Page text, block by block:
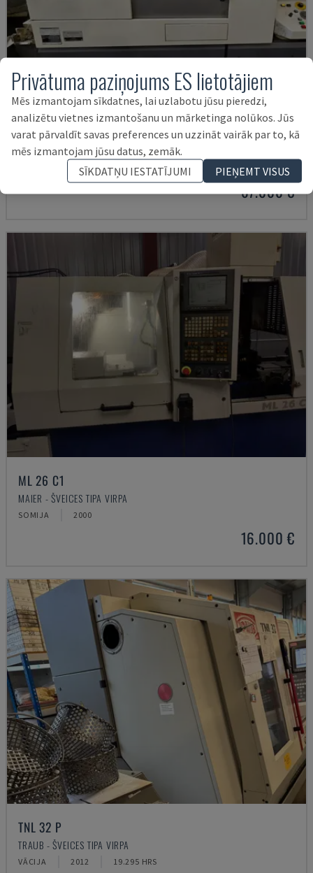
A20
CITIZEN - ŠVEICES TIPA VIRPA
2018
67.000 €
ML 26 C1
MAIER - ŠVEICES TIPA VIRPA
SOMIJA 2000
16.000 €
TNL 32 P
TRAUB - ŠVEICES TIPA VIRPA
VĀCIJA 2012 19.295 HRS
Privātuma paziņojums ES lietotājiem
Mēs izmantojam sīkdatnes, lai uzlabotu jūsu pieredzi,
analizētu vietnes izmantošanu un mārketinga nolūkos. Jūs
varat pārvaldīt savas preferences un uzzināt vairāk par to, kā
mēs izmantojam jūsu datus, zemāk.
SĪKDATŅU IESTATĪJUMI
PIEŅEMT VISUS